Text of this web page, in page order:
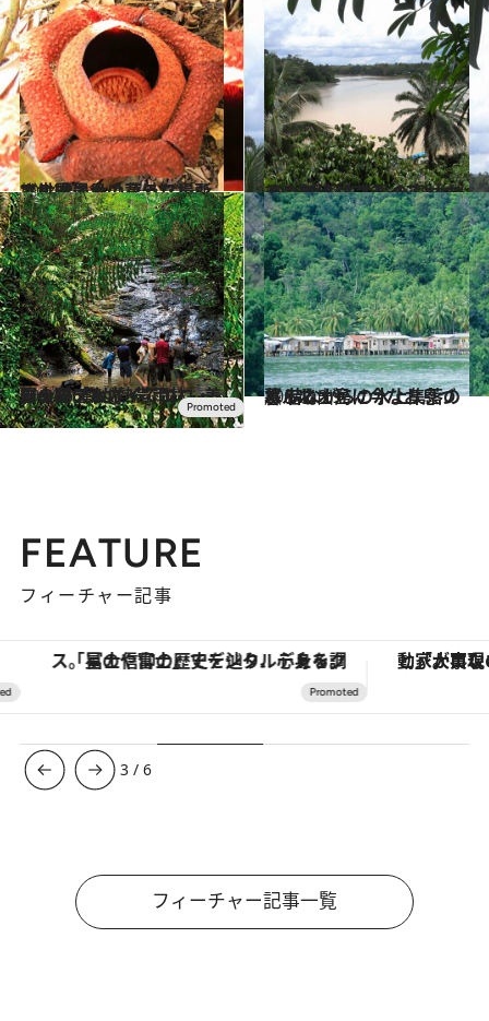
2014.2.11
ボルネオ島の意外な場所で世界最大の花ラフレシアに遭遇！
旅＆お出かけ 2014.1.28
その価値はプライスレス！ ボルネオ島の密林キャンプ
旅＆お出かけ
2014.6.17
国土の6割が熱帯雨林 美しの国ブルネイでエコ・ツーリズム
旅＆お出かけ 2014.10.9
ボルネオ島に今なお息づく 昔ながらの水上集落の暮らし
旅＆お出かけ
FEATURE
フィーチャー記事
「星のや富士」でデジタルデトックス。冨士信仰の歴史を辿り、心身を調える。
3 /6
フィーチャー記事一覧